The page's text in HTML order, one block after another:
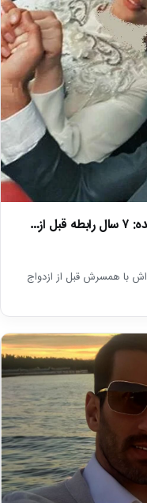
در برنامه‌ای زنده از رابطه ۷ ساله‌اش با همسرش قبل از ازدواج